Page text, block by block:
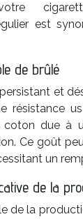
est
de brûlé
et
résistance
coton due à
Ce goût
un
de la
de la